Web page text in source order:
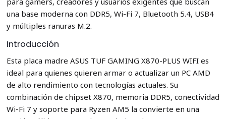
una base moderna con DDR5, Wi-Fi 7, Bluetooth 5.4, USB4
y múltiples ranuras M.2.
Introducción
Esta placa madre ASUS TUF GAMING X870-PLUS WIFI es
ideal para quienes quieren armar o actualizar un PC AMD
de alto rendimiento con tecnologías actuales. Su
combinación de chipset X870, memoria DDR5, conectividad
Wi-Fi 7 y soporte para Ryzen AM5 la convierte en una